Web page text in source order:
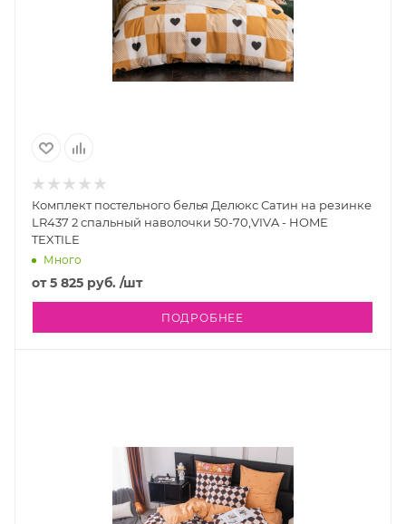
Комплект постельного белья Делюкс Сатин на резинке
LR437 2 спальный наволочки 50-70,VIVA - HOME
TEXTILE
Много
от5 825 руб. /шт
ПОДРОБНЕЕ